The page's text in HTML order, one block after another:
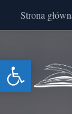
Otwórz pasek narzędzi
Skip to
Strona